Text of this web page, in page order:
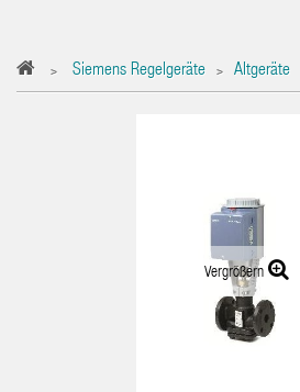
> Siemens Regelgeräte > Altgeräte
Vergrößern